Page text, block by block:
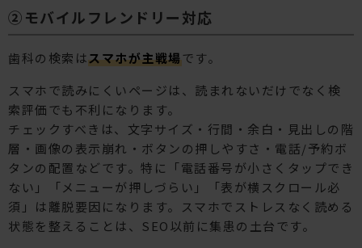
②モバイルフレンドリー対応
歯科の検索はスマホが主戦場です。
スマホで読みにくいページは、読まれないだけでなく検
索評価でも不利になります。
チェックすべきは、文字サイズ・行間・余白・見出しの階
層・画像の表示崩れ・ボタンの押しやすさ・電話/予約ボ
タンの配置などです。特に「電話番号が小さくタップでき
ない」「メニューが押しづらい」「表が横スクロール必
須」は離脱要因になります。スマホでストレスなく読める
状態を整えることは、SEO以前に集患の土台です。